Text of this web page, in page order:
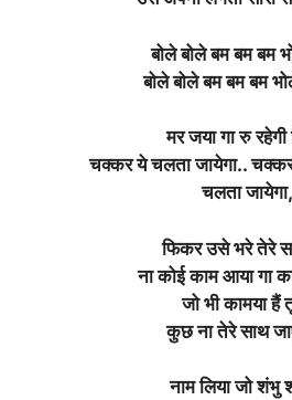
बोले बोले बम बम बम
बोले बोले बम बम बम
मर जया गा रु रहेगी
चक्कर ये चलता जायेगा..
चलता जायेगा,
फिकर उसे भरे तेरे
ना कोई काम आया गा
जो भी कामया हैं
कुछ ना तेरे साथ
नाम लिया जो शंभु